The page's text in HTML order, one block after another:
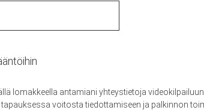
lomakkeella antamiani yhteystietoja
voitosta tiedottamiseen ja palkinnon